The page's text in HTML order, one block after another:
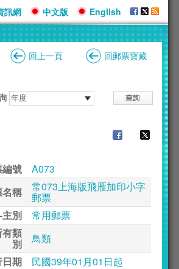
訊網 中文版 English
回上一頁 回郵票寶藏
號
A073
稱
常073上海版飛雁加印小字
郵票
別
常用郵票
類
別
鳥類
期
民國39年01月01日起